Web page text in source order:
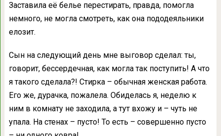
Заставила её белье перестирать, правда, помогла
немного, не могла смотреть, как она пододеяльники
елозит.
Сын на следующий день мне выговор сделал: ты,
говорит, бессердечная, как могла так поступить! А что
я такого сделала?! Стирка – обычная женская работа.
Его же, дурачка, пожалела. Обиделась я, неделю к
ним в комнату не заходила, а тут вхожу и – чуть не
упала. На стенах – пусто! То есть – совершенно пусто